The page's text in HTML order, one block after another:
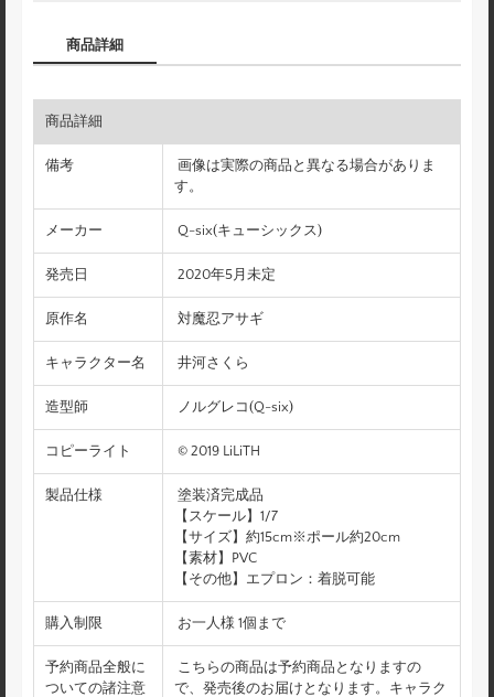
商品詳細
商品詳細
備考
画像は実際の商品と異なる場合がありま
す。
メーカー Q-six(キューシックス)
発売日 2020年5月未定
原作名 対魔忍アサギ
キャラクター名 井河さくら
造型師 ノルグレコ(Q-six)
コピーライト © 2019 LiLiTH
製品仕様
塗装済完成品
【スケール】1/7
【サイズ】約15cm※ポール約20cm
【素材】PVC
【その他】エプロン：着脱可能
購入制限 お一人様 1個まで
予約商品全般に
ついての諸注意
こちらの商品は予約商品となりますの
で、発売後のお届けとなります。キャラク